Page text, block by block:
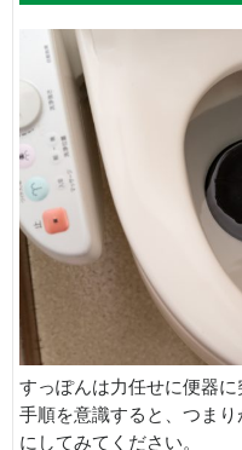
すっぽんは力任せに便器
手順を意識すると、つま
にしてみてください。